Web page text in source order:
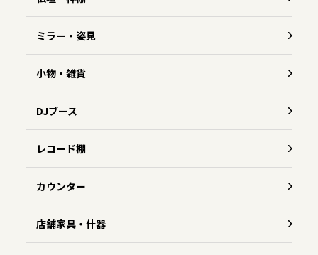
ミラー・姿見
小物・雑貨
DJブース
レコード棚
カウンター
店舗家具・什器